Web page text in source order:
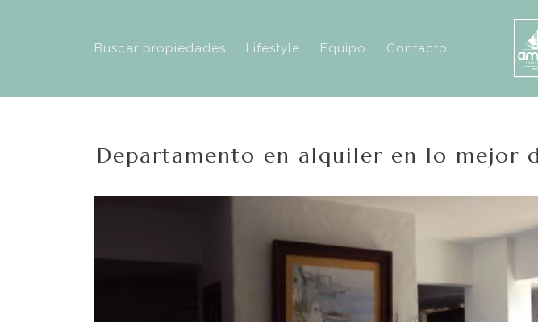
Buscar propiedades Lifestyle Equipo Contacto
,
Departamento en alquiler en lo mejor